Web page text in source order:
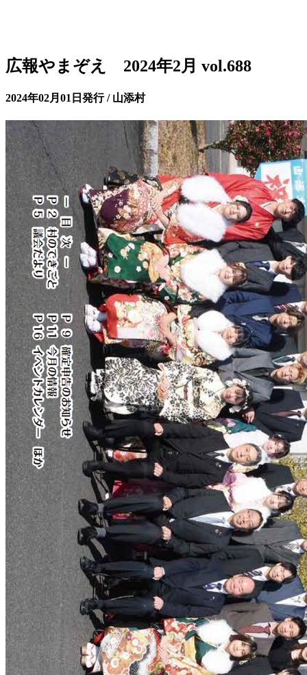
広報やまぞえ 2024年2月 vol.688
2024年02月01日発行 / 山添村